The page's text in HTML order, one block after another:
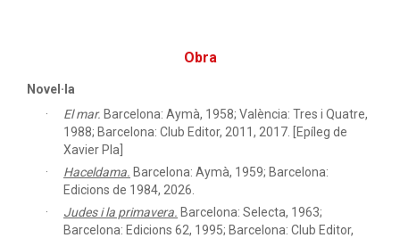
Obra
Novel·la
El mar. Barcelona: Aymà, 1958; València: Tres i Quatre,
1988; Barcelona: Club Editor, 2011, 2017. [Epíleg de
Xavier Pla]
Haceldama. Barcelona: Aymà, 1959; Barcelona:
Edicions de 1984, 2026.
Judes i la primavera. Barcelona: Selecta, 1963;
Barcelona: Edicions 62, 1995; Barcelona: Club Editor,